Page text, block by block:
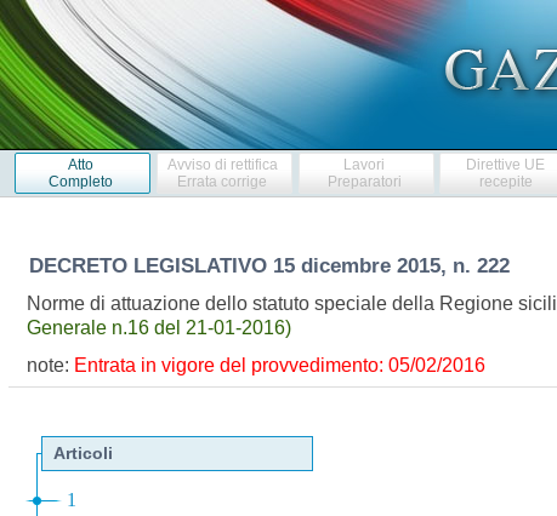
Atto
Completo
Avviso di rettifica
Errata corrige
Lavori
Preparatori
Direttive UE
recepite
DECRETO LEGISLATIVO 15 dicembre 2015, n. 222
Norme di attuazione dello statuto speciale della Regione
Generale n.16 del 21-01-2016)
note: Entrata in vigore del provvedimento: 05/02/2016